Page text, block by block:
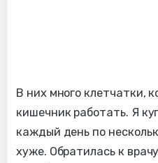
В них много клетчатки,
кишечник работать. Я
каждый день по
хуже. Обратилась к